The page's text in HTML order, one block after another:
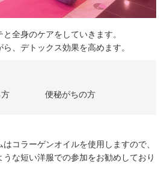
全身のケアをしていきます。
、デトックス効果を高めます。
便秘がちの方
コラーゲンオイルを使用しますので、
な短い洋服での参加をお勧めしており